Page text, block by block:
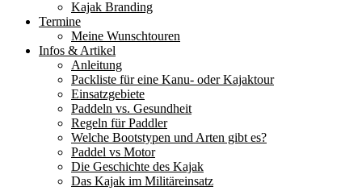
Kajak Branding
Termine
Meine Wunschtouren
Infos & Artikel
Anleitung
Packliste für eine Kanu- oder Kajaktour
Einsatzgebiete
Paddeln vs. Gesundheit
Regeln für Paddler
Welche Bootstypen und Arten gibt es?
Paddel vs Motor
Die Geschichte des Kajak
Das Kajak im Militäreinsatz